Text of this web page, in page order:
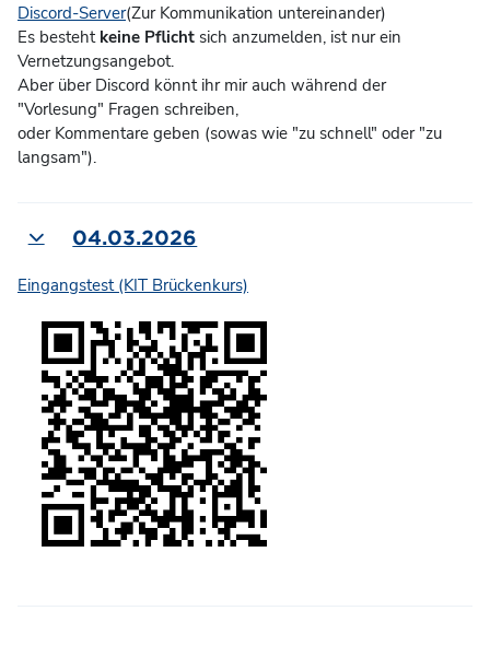
Discord-Server(Zur Kommunikation untereinander)
Es besteht keine Pflicht sich anzumelden, ist nur ein
Vernetzungsangebot.
Aber über Discord könnt ihr mir auch während der
"Vorlesung" Fragen schreiben,
oder Kommentare geben (sowas wie "zu schnell" oder "zu
langsam").
Einklappen04.03.2026
Eingangstest (KIT Brückenkurs)